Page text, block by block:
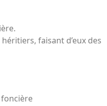
faisant d’eux des